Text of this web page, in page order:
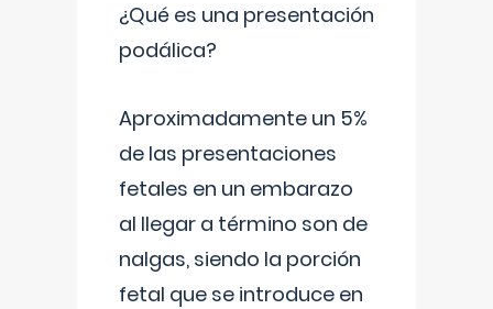
¿Qué es una presentación
podálica?
Aproximadamente un 5%
de las presentaciones
fetales en un embarazo
al llegar a término son de
nalgas, siendo la porción
fetal que se introduce en